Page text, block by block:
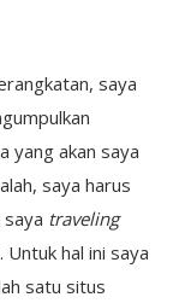
saya
yang akan saya
saya harus
traveling
hal ini saya
satu situs